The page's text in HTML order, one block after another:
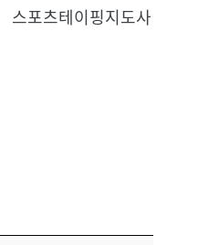
스포츠테이핑지도사